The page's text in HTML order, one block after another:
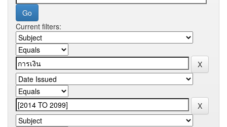
Current filters: